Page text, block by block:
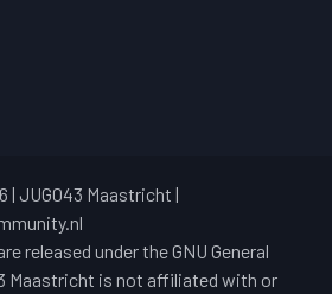
| JUG043 Maastricht |
released under the GNU General
Maastricht is not affiliated with or